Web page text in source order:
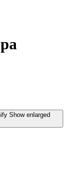
Show enlarged